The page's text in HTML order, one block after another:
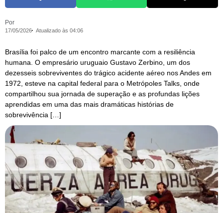
Por
17/05/2026 Atualizado às 04:06
Brasília foi palco de um encontro marcante com a resiliência
humana. O empresário uruguaio Gustavo Zerbino, um dos
dezesseis sobreviventes do trágico acidente aéreo nos Andes em
1972, esteve na capital federal para o Metrópoles Talks, onde
compartilhou sua jornada de superação e as profundas lições
aprendidas em uma das mais dramáticas histórias de
sobrevivência […]